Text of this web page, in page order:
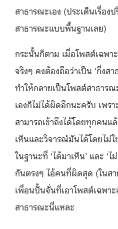
สาธารณะเอง (ประเด็นเรื่อ
สาธารณะแบบพื้นฐานเลย)
กระนั้นก็ตาม เมื่อโพสต์เฉพ
จริงๆ คงต้องถือว่าเป็น ‘กึ่งส
ทำให้กลายเป็นโพสต์สาธาร
เองก็ไม่ได้ผิดอีกนะครับ เพร
สามารถเข้าถึงได้โดยทุกคนแ
เห็นและวิจารณ์มันได้โดยไม่ใ
ในฐานะที่ ‘ได้มาเห็น’ และ ‘
กันตรงๆ ไอ้คนที่ผิดสุด (ในส
เพื่อนปั้นจั่นที่เอาโพสต์เฉพา
สาธารณะนี่แหละ